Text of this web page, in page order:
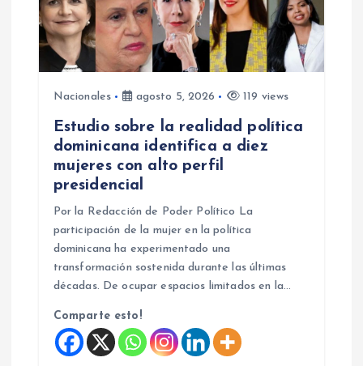
Nacionales agosto 5, 2026 119 views
Estudio sobre la realidad política
dominicana identifica a diez
mujeres con alto perfil
presidencial
Por la Redacción de Poder Político La
participación de la mujer en la política
dominicana ha experimentado una
transformación sostenida durante las últimas
décadas. De ocupar espacios limitados en la…
Comparte esto!